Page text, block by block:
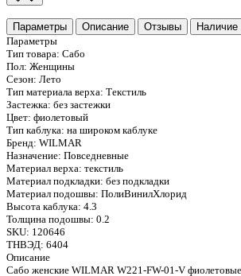
Параметры Описание Отзывы
Наличие
Параметры
Тип товара: Сабо
Пол: Женщины
Сезон: Лето
Тип материала верха: Текстиль
Застежка: без застежки
Цвет: фиолетовый
Тип каблука: на широком каблуке
Бренд: WILMAR
Назначение: Повседневные
Материал верха: текстиль
Материал подкладки: без подкладки
Материал подошвы: ПолиВинилХлорид
Высота каблука: 4.3
Толщина подошвы: 0.2
SKU: 120646
ТНВЭД: 6404
Описание
Сабо женские WILMAR W221-FW-01-V